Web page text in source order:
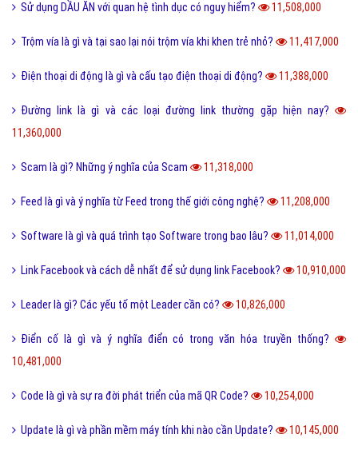
Sử dụng DẦU ĂN với quan hệ tình dục có nguy hiểm? 11,508,000
Trộm vía là gì và tại sao lại nói trộm vía khi khen trẻ nhỏ? 11,417,000
Điện thoại di động là gì và cấu tạo điện thoại di động? 11,388,000
Đường link là gì và các loại đường link thường gặp hiện nay?
11,360,000
Scam là gì? Những ý nghĩa của Scam 11,318,000
Feed là gì và ý nghĩa từ Feed trong thế giới công nghệ? 11,208,000
Software là gì và quá trình tạo Software trong bao lâu? 11,014,000
Link Facebook và cách dễ nhất để sử dụng link Facebook? 10,910,000
Leader là gì? Các yếu tố một Leader cần có? 10,826,000
Điển cố là gì và ý nghĩa điển có trong văn hóa truyền thống?
10,481,000
Code là gì và sự ra đời phát triển của mã QR Code? 10,254,000
Update là gì và phần mềm máy tính khi nào cần Update? 10,145,000